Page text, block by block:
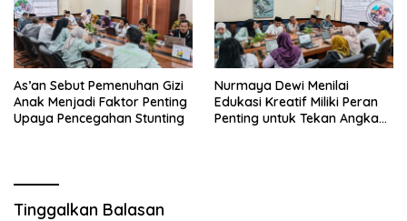
As’an Sebut Pemenuhan Gizi
Anak Menjadi Faktor Penting
Upaya Pencegahan Stunting
Nurmaya Dewi Menilai
Edukasi Kreatif Miliki Peran
Penting untuk Tekan Angka
Tinggalkan Balasan